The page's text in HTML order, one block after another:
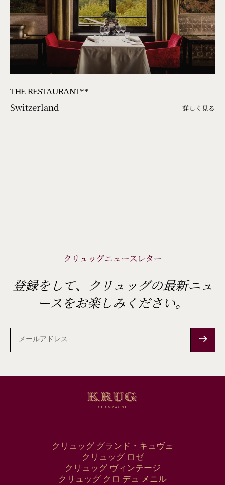
THE RESTAURANT**
Switzerland 詳しく見る
クリュッグニュースレター
登録をして、クリュッグの最新ニュ
ースをお楽しみください。
メ
ー
ル
ア
ド
クリュッグ グランド・キュヴェ
クリュッグ ロゼ
クリュッグ ヴィンテージ
クリュッグ クロ デュ メニル